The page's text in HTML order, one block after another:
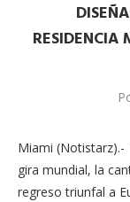
RESIDENCIA
Miami
gira mundial, la
regreso triunfal a